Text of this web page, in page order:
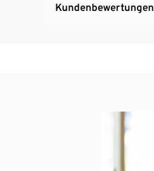
Kundenbewertungen